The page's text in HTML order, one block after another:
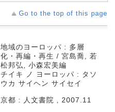
Go to the top of this page
地域のヨーロッパ : 多層
化・再編・再生 / 宮島喬, 若
松邦弘, 小森宏美編
チイキ ノ ヨーロッパ : タソ
ウカ サイヘン サイセイ
京都 : 人文書院 , 2007.11